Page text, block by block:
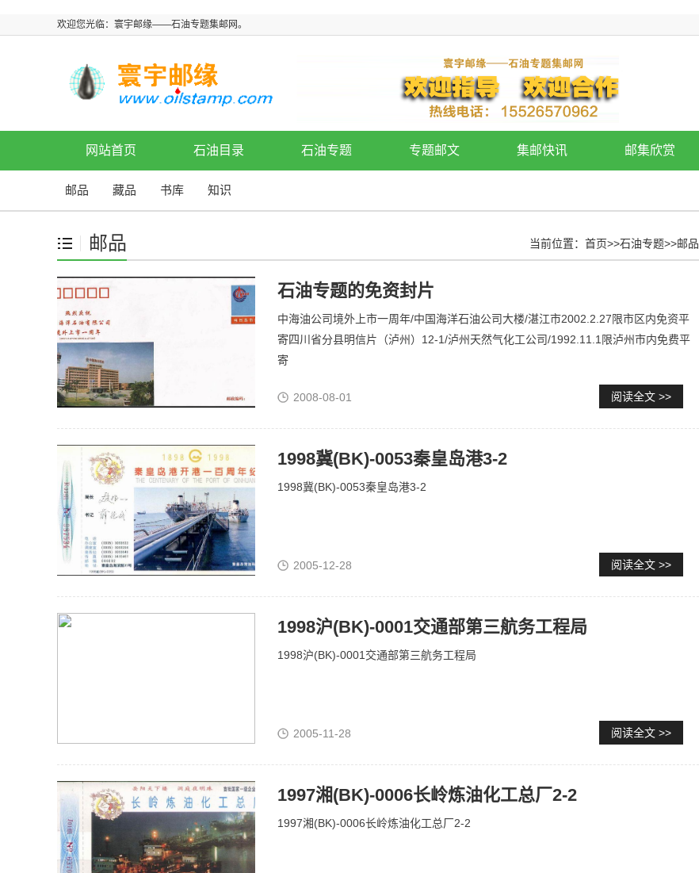
欢迎您光临：寰宇邮缘——石油专题集邮网。
网站首页 石油目录 石油专题 专题邮文 集邮快讯 邮集欣赏
邮品 藏品 书库 知识
邮品 当前位置： 首页>>石油专题>>邮品
石油专题的免资封片
中海油公司境外上市一周年/中国海洋石油公司大楼/湛江市2002.2.27限市区内免资平
寄四川省分县明信片（泸州）12-1/泸州天然气化工公司/1992.11.1限泸州市内免费平
寄
2008-08-01 阅读全文 >>
1998冀(BK)-0053秦皇岛港3-2
1998冀(BK)-0053秦皇岛港3-2
2005-12-28 阅读全文 >>
1998沪(BK)-0001交通部第三航务工程局
1998沪(BK)-0001交通部第三航务工程局
2005-11-28 阅读全文 >>
1997湘(BK)-0006长岭炼油化工总厂2-2
1997湘(BK)-0006长岭炼油化工总厂2-2